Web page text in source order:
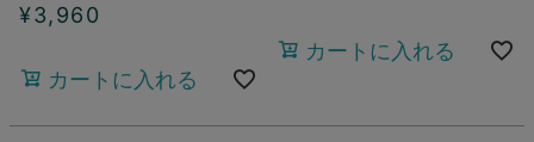
¥3,960
カートに入れる
カートに入れる